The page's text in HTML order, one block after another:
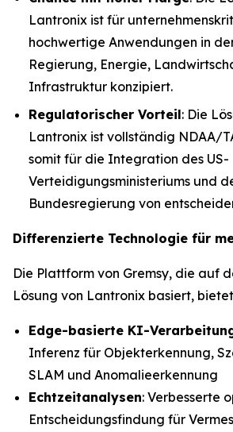
Lantronix ist für
hochwertige Anwendungen in
Regierung, Energie,
Infrastruktur konzipiert.
Regulatorischer Vorteil: Die
Lantronix ist vollständig NDAA/
somit für die Integration des US-
Verteidigungsministeriums und
Bundesregierung von
Differenzierte Technologie für
Die Plattform von Gremsy, die auf
Lösung von Lantronix basiert,
Edge-basierte KI-
Inferenz für Objekterkennung,
SLAM und Anomalieerkennung
Echtzeitanalysen: Verbesserte
Entscheidungsfindung für